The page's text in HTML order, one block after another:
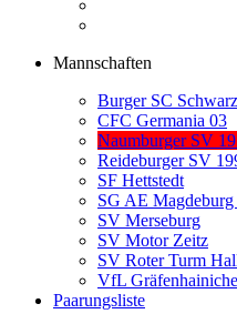
Mannschaften
Burger SC
CFC Germania 03
Naumburger SV
Reideburger SV
SF Hettstedt
SG AE
SV Merseburg
SV Motor Zeitz
SV Roter Turm
VfL
Paarungsliste